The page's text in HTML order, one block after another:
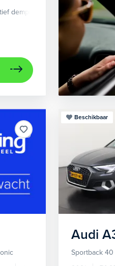
cruise control adaptief
demping systeem Apple
Beschikbaar
Audi
Sportback 40